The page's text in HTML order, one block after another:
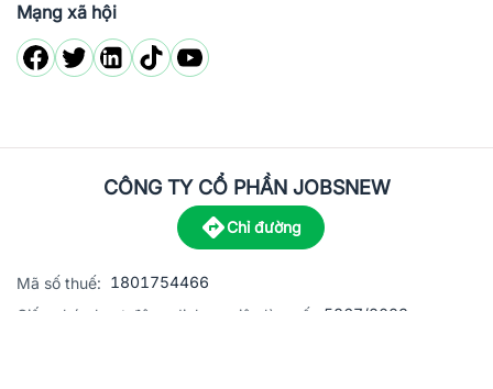
Mạng xã hội
CÔNG TY CỔ PHẦN JOBSNEW
Chỉ đường
Mã số thuế: 1801754466
Giấy phép hoạt động dịch vụ việc làm số:
5867/2023